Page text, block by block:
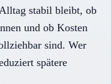
stabil bleibt, ob
und ob Kosten
sind. Wer
spätere